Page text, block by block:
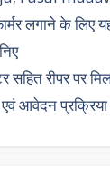
लगाने के लिए
सहित रीपर पर
आवेदन